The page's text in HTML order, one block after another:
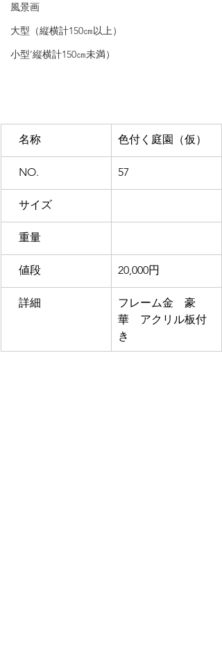
風景画
大型（縦横計150㎝以上）
小型’縦横計150㎝未満）
名称 色付く庭園（仮）
NO. 57
サイズ
重量
値段 20,000円
詳細
フレーム金　豪
華　アクリル板付
き